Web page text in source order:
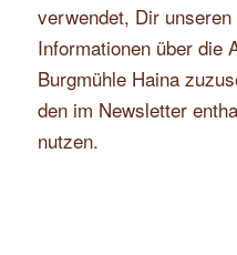
verwendet, Dir
Informationen über die
Burgmühle Haina
den im Newsletter
nutzen.